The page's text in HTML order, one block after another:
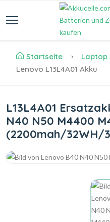
Startseite Laptop
Lenovo L13L4A01 Akku
L13L4A01
N40 N50 M4400
(2200mah/32WH/